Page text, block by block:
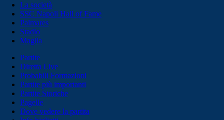
La società
SSC Napoli Hall of Fame
Palmares
Stadio
Maglia
Partite
Diretta Live
Probabili Formazioni
Partite più importanti
Partite Storiche
Pagelle
Dove vedere la partita